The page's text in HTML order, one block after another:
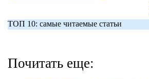
ТОП 10: самые читаемые статьи
Почитать еще: